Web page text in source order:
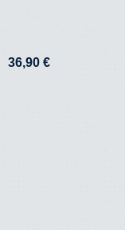
36,90 €